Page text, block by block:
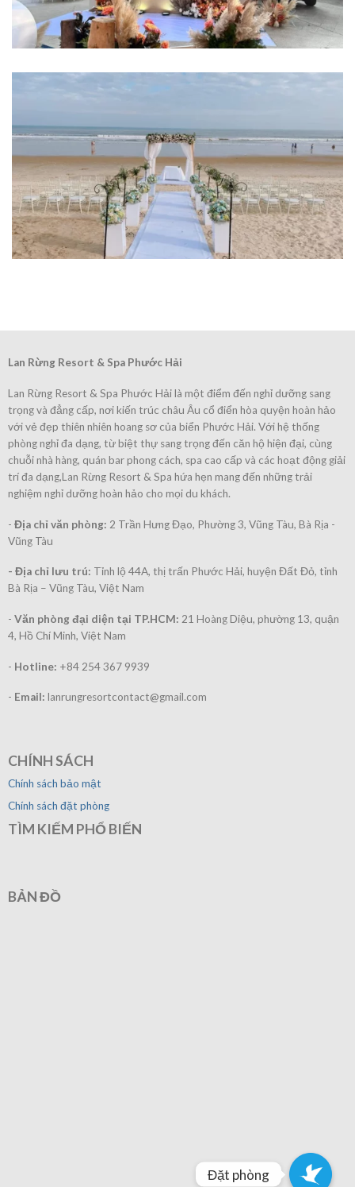
Lan Rừng Resort & Spa Phước Hải
Lan Rừng Resort & Spa Phước Hải là một điểm đến nghỉ dưỡng sang
trọng và đẳng cấp, nơi kiến trúc châu Âu cổ điển hòa quyện hoàn hảo
với vẻ đẹp thiên nhiên hoang sơ của biển Phước Hải. Với hệ thống
phòng nghỉ đa dạng, từ biệt thự sang trọng đến căn hộ hiện đại, cùng
chuỗi nhà hàng, quán bar phong cách, spa cao cấp và các hoạt động giải
trí đa dạng,Lan Rừng Resort & Spa hứa hẹn mang đến những trải
nghiệm nghỉ dưỡng hoàn hảo cho mọi du khách.
- Địa chỉ văn phòng: 2 Trần Hưng Đạo, Phường 3, Vũng Tàu, Bà Rịa -
Vũng Tàu
- Địa chỉ lưu trú: Tỉnh lộ 44A, thị trấn Phước Hải, huyện Đất Đỏ, tỉnh
Bà Rịa – Vũng Tàu, Việt Nam
- Văn phòng đại diện tại TP.HCM: 21 Hoàng Diệu, phường 13, quận
4, Hồ Chí Minh, Việt Nam
- Hotline: +84 254 367 9939
- Email: lanrungresortcontact@gmail.com
CHÍNH SÁCH
Chính sách bảo mật
Chính sách đặt phòng
TÌM KIẾM PHỔ BIẾN
BẢN ĐỒ
Đặt phòng